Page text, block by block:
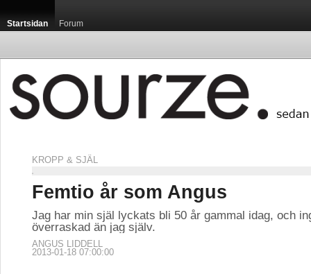
Startsidan Forum
KROPP & SJÄL
Femtio år som Angus
Jag har min själ lyckats bli 50 år gammal idag, och
överraskad än jag själv.
ANGUS LIDDELL
2013-01-18 07:00:00